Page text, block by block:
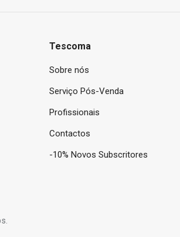
Tescoma
Sobre nós
Serviço Pós-Venda
Profissionais
Contactos
-10% Novos Subscritores